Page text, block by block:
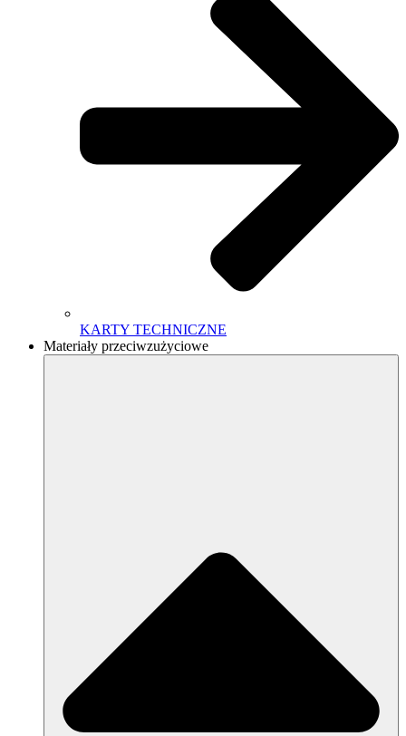
KARTY TECHNICZNE
Materiały przeciwzużyciowe